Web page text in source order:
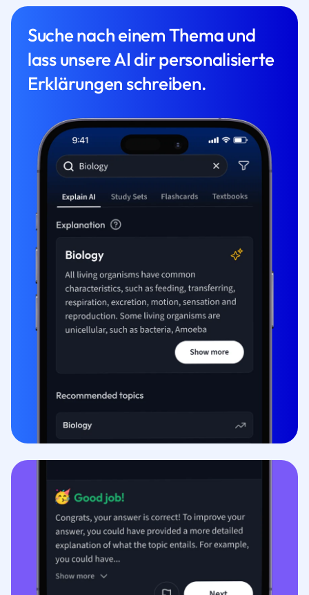
Suche nach einem Thema und
lass unsere AI dir personalisierte
Erklärungen schreiben.